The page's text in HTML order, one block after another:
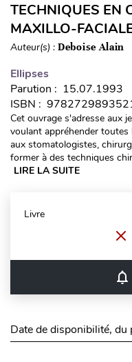
TECHNIQUES EN
MAXILLO-
Auteur(s) : Deboise Alain
Ellipses
Parution : 15.07.1993
ISBN :
Cet ouvrage s'adresse aux
voulant appréhender
aux stomatologistes,
former à des techniques
LIRE LA SUITE
Livre
notifications_none
Date de disponibilité, du